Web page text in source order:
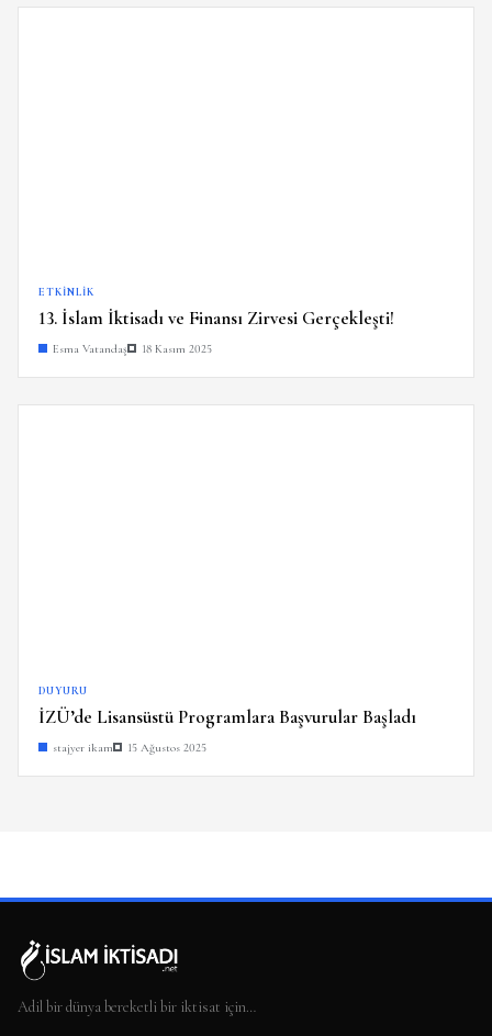
ETKINLIK
13. İslam İktisadı ve Finansı Zirvesi Gerçekleşti!
Esma Vatandaş 18 Kasım 2025
DUYURU
İZÜ’de Lisansüstü Programlara Başvurular Başladı
stajyer ikam 15 Ağustos 2025
Adil bir dünya bereketli bir iktisat için…